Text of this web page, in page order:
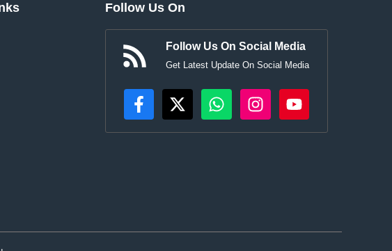
Follow Us On
Follow Us On Social Media
Get Latest Update On Social Media